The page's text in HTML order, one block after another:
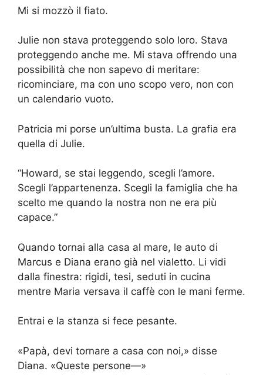
Mi si mozzò il fiato.
Julie non stava proteggendo solo loro. Stava
proteggendo anche me. Mi stava offrendo una
possibilità che non sapevo di meritare:
ricominciare, ma con uno scopo vero, non con
un calendario vuoto.
Patricia mi porse un’ultima busta. La grafia era
quella di Julie.
“Howard, se stai leggendo, scegli l’amore.
Scegli l’appartenenza. Scegli la famiglia che ha
scelto me quando la nostra non ne era più
capace.”
Quando tornai alla casa al mare, le auto di
Marcus e Diana erano già nel vialetto. Li vidi
dalla finestra: rigidi, tesi, seduti in cucina
mentre Maria versava il caffè con le mani ferme.
Entrai e la stanza si fece pesante.
«Papà, devi tornare a casa con noi,» disse
Diana. «Queste persone—»